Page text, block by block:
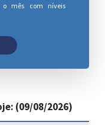
o mês com níveis
(09/08/2026)